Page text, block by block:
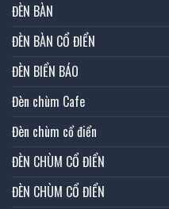
ĐÈN BÀN
ĐÈN BÀN CỔ ĐIỂN
ĐÈN BIỂN BÁO
Đèn chùm Cafe
Đèn chùm cổ điển
ĐÈN CHÙM CỔ ĐIỂN
ĐÈN CHÙM CỔ ĐIỂN